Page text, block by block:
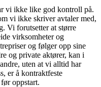
vi ikke like god kontroll på.
vi ikke skriver avtaler med,
Vi forutsetter at større
virksomheter og
og følger opp sine
og private aktører, kan i
uten at vi alltid har
er å kontraktfeste
oppstart.